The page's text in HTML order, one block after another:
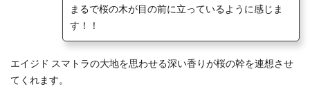
まるで桜の木が目の前に立っているように感じま
す！！
エイジド スマトラの大地を思わせる深い香りが桜の幹を連想させ
てくれます。